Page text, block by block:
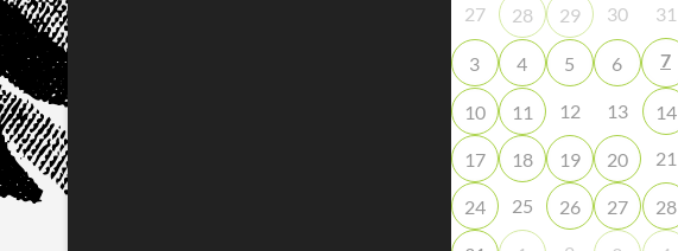
27 28 29 30 31
3 4 5 6 7
10 11 12 13 14
17 18 19 20 21
24 25 26 27 28